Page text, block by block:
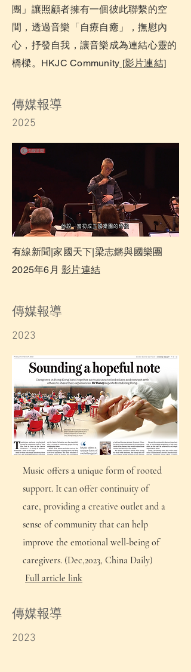
團」讓照顧者擁有一個彼此聯繫的空
間，透過音樂「自療自癒」，撫慰內
心，抒發自我，讓音樂成為連結心靈的
橋樑。HKJC Community [影片連結]
​傳媒報導
2025
​有線新聞|家國天下|梁志鏘與國樂團
2025年6月 影片連結
​傳媒報導
2023
Music offers a unique form of rooted
support. It can offer continuity of
care, providing a creative outlet and a
sense of community that can help
improve the emotional well-being of
caregivers. (Dec,2023, China Daily)
Full article link
​傳媒報導
2023